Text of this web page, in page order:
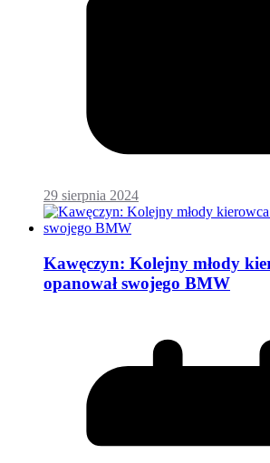
29 sierpnia 2024
Kawęczyn: Kolejny młody
opanował swojego BMW